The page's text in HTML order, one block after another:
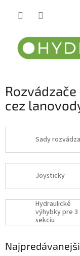
cez
Sady
Joysticky
Hydraulické
výhybky pre 3
sekciu